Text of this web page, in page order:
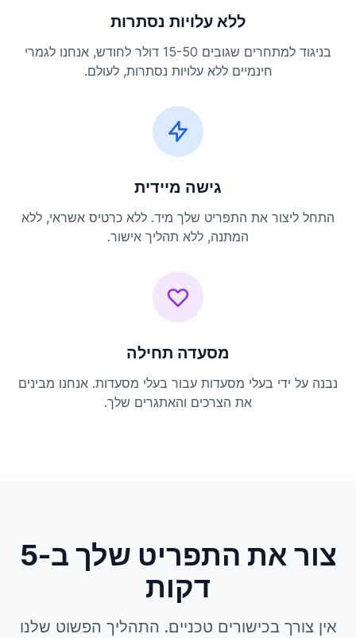
ללא עלויות נסתרות
בניגוד למתחרים שגובים 15-50 דולר לחודש, אנחנו לגמרי
חינמיים ללא עלויות נסתרות, לעולם.
גישה מיידית
התחל ליצור את התפריט שלך מיד. ללא כרטיס אשראי, ללא
המתנה, ללא תהליך אישור.
מסעדה תחילה
נבנה על ידי בעלי מסעדות עבור בעלי מסעדות. אנחנו מבינים
את הצרכים והאתגרים שלך.
צור את התפריט שלך ב-5
דקות
אין צורך בכישורים טכניים. התהליך הפשוט שלנו